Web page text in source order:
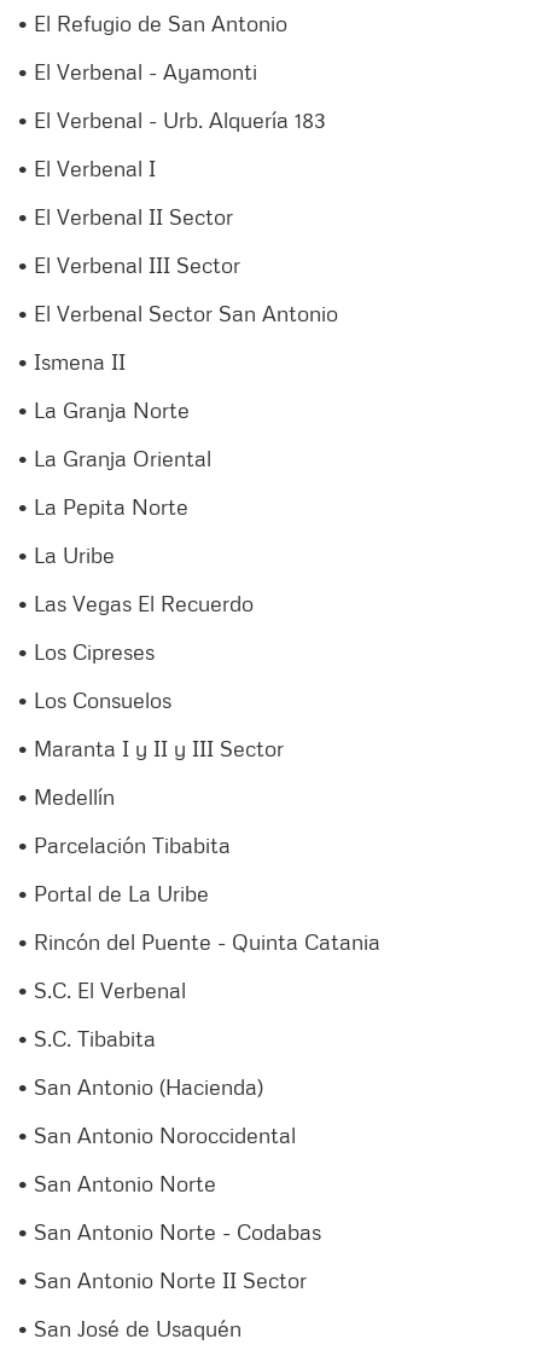
• El Refugio de San Antonio
• El Verbenal - Ayamonti
• El Verbenal - Urb. Alquería 183
• El Verbenal I
• El Verbenal II Sector
• El Verbenal III Sector
• El Verbenal Sector San Antonio
• Ismena II
• La Granja Norte
• La Granja Oriental
• La Pepita Norte
• La Uribe
• Las Vegas El Recuerdo
• Los Cipreses
• Los Consuelos
• Maranta I y II y III Sector
• Medellín
• Parcelación Tibabita
• Portal de La Uribe
• Rincón del Puente - Quinta Catania
• S.C. El Verbenal
• S.C. Tibabita
• San Antonio (Hacienda)
• San Antonio Noroccidental
• San Antonio Norte
• San Antonio Norte - Codabas
• San Antonio Norte II Sector
• San José de Usaquén